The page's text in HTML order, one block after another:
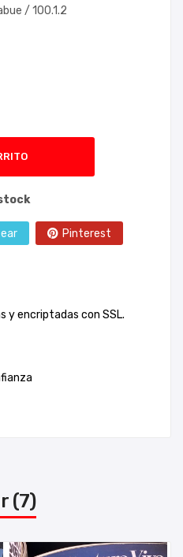
/ 100.1.2
Pinterest
y encriptadas con SSL.
(7)